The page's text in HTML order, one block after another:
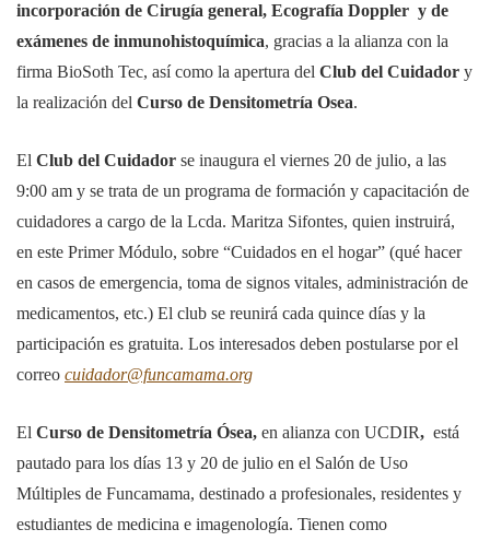
incorporación de Cirugía general, Ecografía Doppler y de
exámenes de inmunohistoquímica, gracias a la alianza con la
firma BioSoth Tec, así como la apertura del Club del Cuidador y
la realización del Curso de Densitometría Osea.
El Club del Cuidador se inaugura el viernes 20 de julio, a las
9:00 am y se trata de un programa de formación y capacitación de
cuidadores a cargo de la Lcda. Maritza Sifontes, quien instruirá,
en este Primer Módulo, sobre “Cuidados en el hogar” (qué hacer
en casos de emergencia, toma de signos vitales, administración de
medicamentos, etc.) El club se reunirá cada quince días y la
participación es gratuita. Los interesados deben postularse por el
correo cuidador@funcamama.org
El Curso de Densitometría Ósea, en alianza con UCDIR, está
pautado para los días 13 y 20 de julio en el Salón de Uso
Múltiples de Funcamama, destinado a profesionales, residentes y
estudiantes de medicina e imagenología. Tienen como